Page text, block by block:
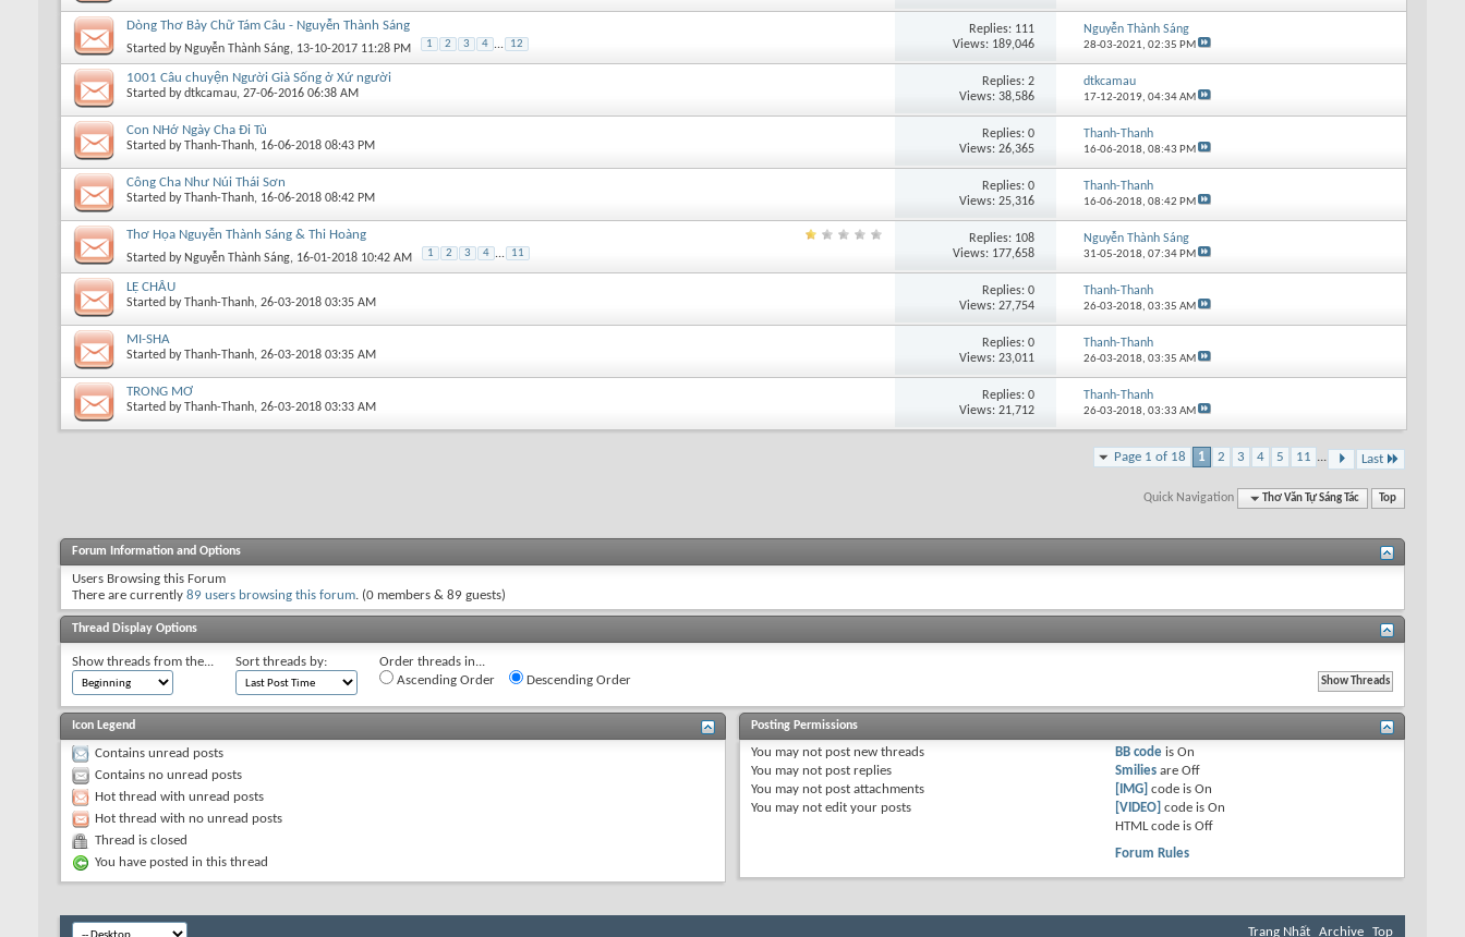
Dòng Thơ Bảy Chữ Tám Câu - Nguyễn Thành Sáng
Started by Nguyễn Thành Sáng, 13-10-2017 11:28 PM 1 2 3 4 ... 12
Replies: 111
Views: 189,046
Nguyễn Thành Sáng
28-03-2021, 02:35 PM
1001 Câu chuyện Người Già Sống ở Xứ người
Started bydtkcamau, 27-06-2016 06:38 AM
Replies: 2
Views: 38,586
dtkcamau
17-12-2019, 04:34 AM
Con NHớ Ngày Cha Đi Tù
Started byThanh-Thanh, 16-06-2018 08:43 PM
Replies: 0
Views: 26,365
Thanh-Thanh
16-06-2018, 08:43 PM
Công Cha Như Núi Thái Sơn
Started byThanh-Thanh, 16-06-2018 08:42 PM
Replies: 0
Views: 25,316
Thanh-Thanh
16-06-2018, 08:42 PM
Thơ Họa Nguyễn Thành Sáng & Thi Hoàng
Started by Nguyễn Thành Sáng, 16-01-2018 10:42 AM 1 2 3 4 ... 11
Replies: 108
Views: 177,658
Nguyễn Thành Sáng
31-05-2018, 07:34 PM
LỆ CHÂU
Started byThanh-Thanh, 26-03-2018 03:35 AM
Replies: 0
Views: 27,754
Thanh-Thanh
26-03-2018, 03:35 AM
MI-SHA
Started byThanh-Thanh, 26-03-2018 03:35 AM
Replies: 0
Views: 23,011
Thanh-Thanh
26-03-2018, 03:35 AM
TRONG MƠ
Started byThanh-Thanh, 26-03-2018 03:33 AM
Replies: 0
Views: 21,712
Thanh-Thanh
26-03-2018, 03:33 AM
Page 1 of 18 1 2 3 4 5 11 ... Last
Quick Navigation Thơ Văn Tự Sáng Tác Top
Forum Information and Options
Users Browsing this Forum
There are currently 89 users browsing this forum. (0 members & 89 guests)
Thread Display Options
Show threads from the... Sort threads by:
Order threads in...
Ascending Order
Descending Order
Icon Legend
Contains unread posts
Contains no unread posts
Hot thread with unread posts
Hot thread with no unread posts
Thread is closed
You have posted in this thread
Posting Permissions
You may not post new threads
You may not post replies
You may not post attachments
You may not edit your posts
BB code isOn
Smilies areOff
[IMG] code isOn
[VIDEO] code isOn
HTML code isOff
Forum Rules
Trang Nhất Archive Top